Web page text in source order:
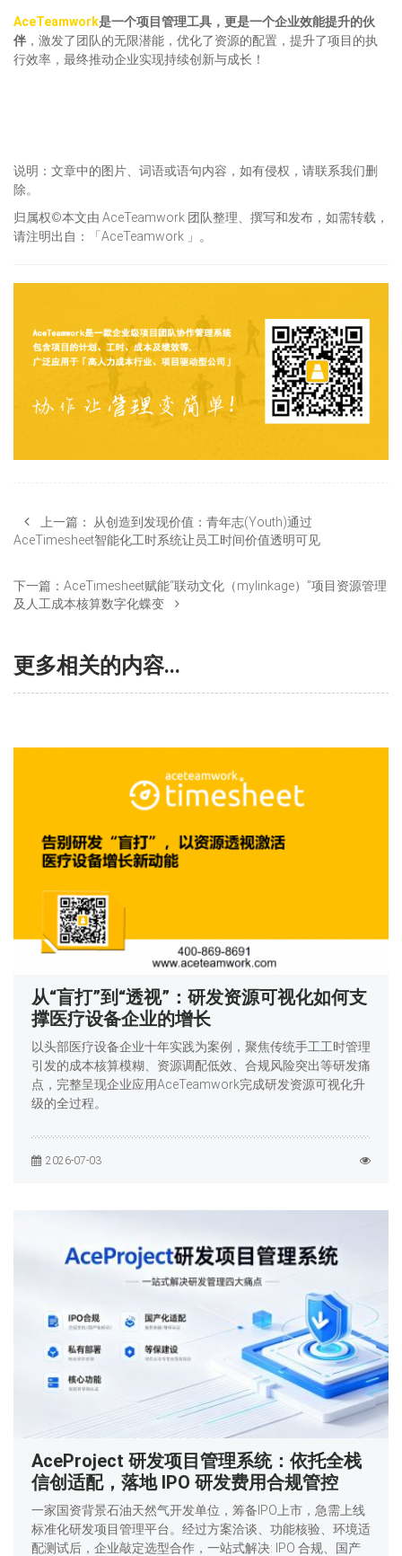
AceTeamwork是一个项目管理工具，更是一个企业效能提升的伙
伴 ，激发了团队的无限潜能，优化了资源的配置，提升了项目的执
行效率，最终推动企业实现持续创新与成长！
说明：文章中的图片、词语或语句内容，如有侵权，请联系我们删
除。
归属权©本文由 AceTeamwork 团队整理、撰写和发布，如需转载，
请注明出自：「AceTeamwork 」。
上一篇：
从创造到发现价值：青年志(Youth)通过
AceTimesheet智能化工时系统让员工时间价值透明可见
下一篇： AceTimesheet赋能“联动文化（mylinkage）”项目资源管理
及人工成本核算数字化蝶变
更多相关的内容...
从“盲打”到“透视”：研发资源可视化如何支
撑医疗设备企业的增长
以头部医疗设备企业十年实践为案例，聚焦传统手工工时管理
引发的成本核算模糊、资源调配低效、合规风险突出等研发痛
点，完整呈现企业应用AceTeamwork完成研发资源可视化升
级的全过程。
2026-07-03
AceProject 研发项目管理系统：依托全栈
信创适配，落地 IPO 研发费用合规管控
一家国资背景石油天然气开发单位，筹备IPO上市，急需上线
标准化研发项目管理平台。经过方案洽谈、功能核验、环境适
配测试后，企业敲定选型合作，一站式解决: IPO 合规、国产